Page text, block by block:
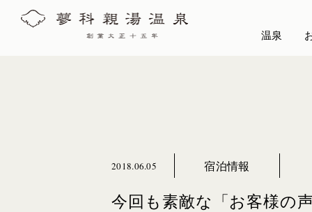
温泉
2018.06.05 宿泊情報
今回も素敵な「お客様の